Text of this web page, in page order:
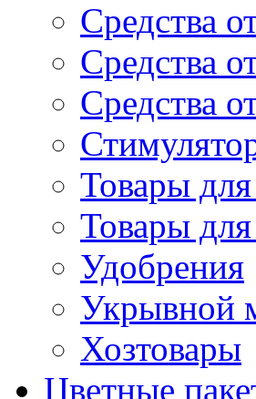
Средства
Средства
Средства
Товары
Товары
Удобрения
Укрывной
Хозтовары
Цветные